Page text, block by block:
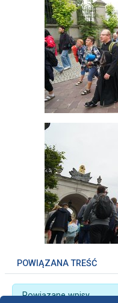
POWIĄZANA TREŚĆ
Powiązane wpisy